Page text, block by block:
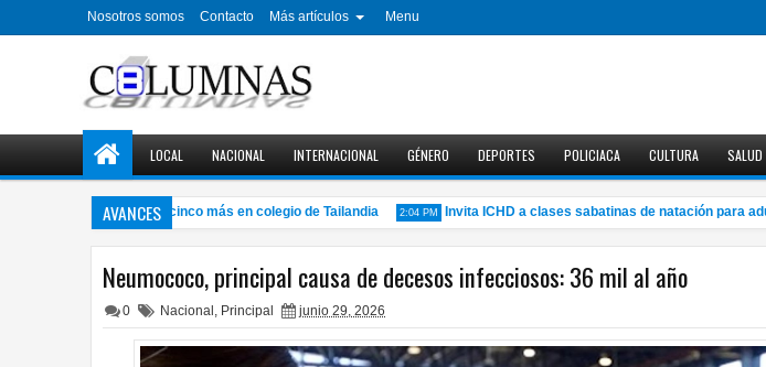
Nosotros somos Contacto Más artículos Menu
LOCAL NACIONAL INTERNACIONAL GÉNERO DEPORTES POLICIACA CULTURA SALUD
AVANCES
a sus abuelos y a cinco más en colegio de Tailandia 2:04 PM Invita ICHD a clases sabatinas de natación para adultos
Neumococo, principal causa de decesos infecciosos: 36 mil al año
0 Nacional , Principal junio 29, 2026